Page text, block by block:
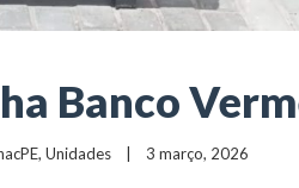
Banco
, Unidades
    |    3 março, 2026